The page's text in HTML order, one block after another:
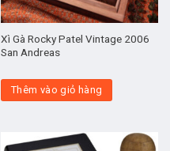
Xì Gà Rocky Patel Vintage 2006
San Andreas
Thêm vào giỏ hàng